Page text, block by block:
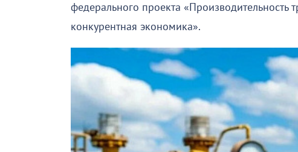
федерального проекта «Производительность
конкурентная экономика».